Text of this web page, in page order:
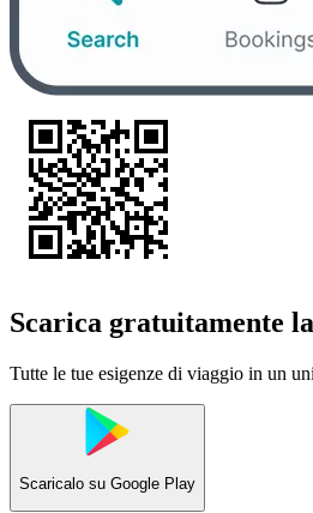
Scarica gratuitamente
Tutte le tue esigenze di viaggio in un
Scaricalo su Google Play